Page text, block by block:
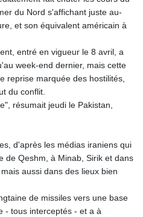
KZT 468.616634
LAK
LBP
89550.000349
LKR 335.380452
LSL 16.130381
LYD 6.365039
MAD 9.305039
MDL 17.387495
4310.000347
MKD 53.374161
du Nord s'affichant juste au-
et son équivalent américain à
entré en vigueur le 8 avril, a
week-end dernier, mais cette
reprise marquée des hostilités,
du conflit.
résumait jeudi le Pakistan,
d'après les médias iraniens qui
de Qeshm, à Minab, Sirik et dans
aussi dans des lieux bien
de missiles vers une base
- tous interceptés - et a à